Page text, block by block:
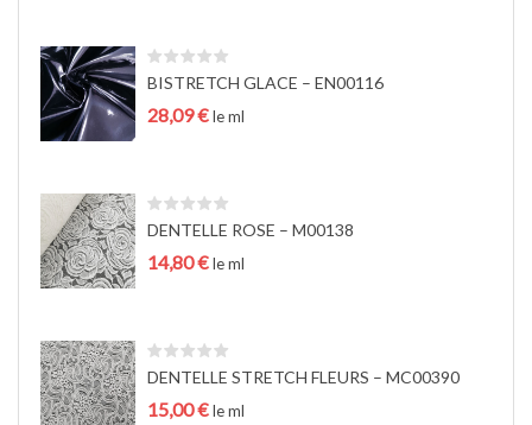
BISTRETCH GLACE – EN00116
28,09€le ml
DENTELLE ROSE – M00138
14,80€le ml
DENTELLE STRETCH FLEURS – MC00390
15,00€le ml